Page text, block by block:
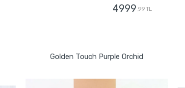
4999 ,99 TL
Golden Touch Purple Orchid